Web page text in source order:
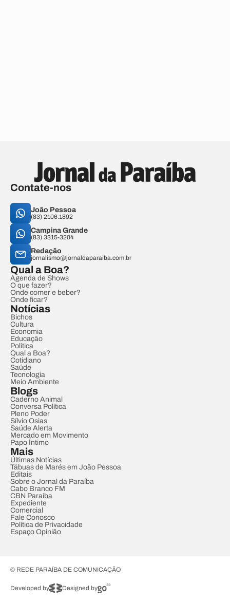
Contate-nos
João Pessoa
(83) 2106.1892
Campina Grande
(83) 3315-3204
Redação
jornalismo@jornaldaparaiba.com.br
Qual a Boa?
Agenda de Shows
O que fazer?
Onde comer e beber?
Onde ficar?
Notícias
Bichos
Cultura
Economia
Educação
Política
Qual a Boa?
Cotidiano
Saúde
Tecnologia
Meio Ambiente
Blogs
Caderno Animal
Conversa Política
Pleno Poder
Sílvio Osias
Saúde Alerta
Mercado em Movimento
Papo Íntimo
Mais
Últimas Notícias
Tábuas de Marés em João Pessoa
Editais
Sobre o Jornal da Paraíba
Cabo Branco FM
CBN Paraíba
Expediente
Comercial
Fale Conosco
Política de Privacidade
Espaço Opinião
© REDE PARAÍBA DE COMUNICAÇÃO
Developed by Designed by